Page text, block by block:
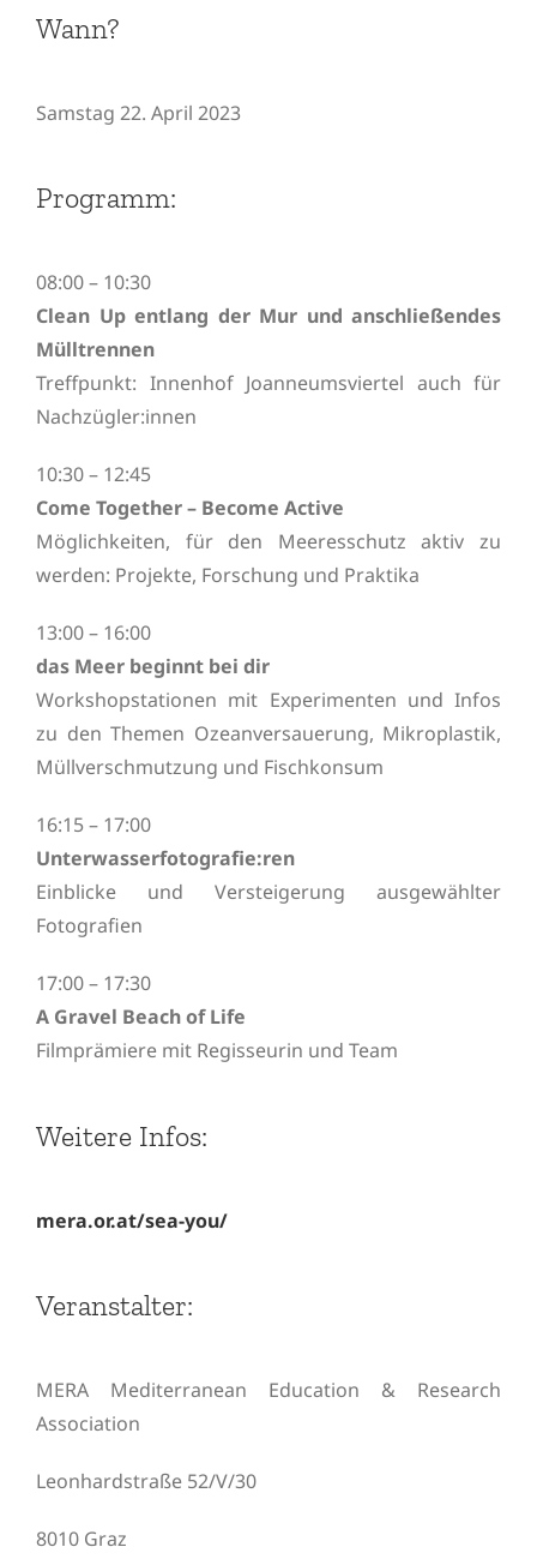
Wann?
Samstag 22. April 2023
Programm:
08:00 – 10:30
Clean Up entlang der Mur und anschließendes
Mülltrennen
Treffpunkt: Innenhof Joanneumsviertel auch für
Nachzügler:innen
10:30 – 12:45
Come Together – Become Active
Möglichkeiten, für den Meeresschutz aktiv zu
werden: Projekte, Forschung und Praktika
13:00 – 16:00
das Meer beginnt bei dir
Workshopstationen mit Experimenten und Infos
zu den Themen Ozeanversauerung, Mikroplastik,
Müllverschmutzung und Fischkonsum
16:15 – 17:00
Unterwasserfotografie:ren
Einblicke und Versteigerung ausgewählter
Fotografien
17:00 – 17:30
A Gravel Beach of Life
Filmprämiere mit Regisseurin und Team
Weitere Infos:
mera.or.at/sea-you/
Veranstalter:
MERA Mediterranean Education & Research
Association
Leonhardstraße 52/V/30
8010 Graz